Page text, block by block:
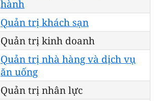
hành
Quản trị khách sạn
Quản trị kinh doanh
Quản trị nhà hàng và dịch vụ
ăn uống
Quản trị nhân lực